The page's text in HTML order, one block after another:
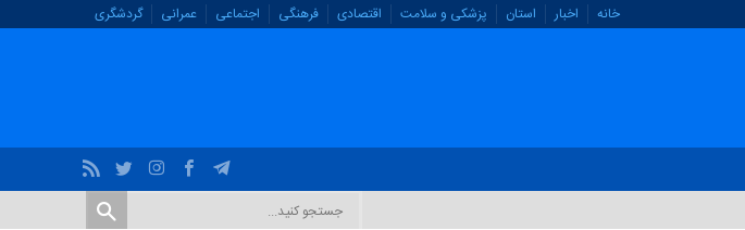
خانه اخبار استان پزشکی و سلامت اقتصادی فرهنگی اجتماعی عمرانی گردشگری